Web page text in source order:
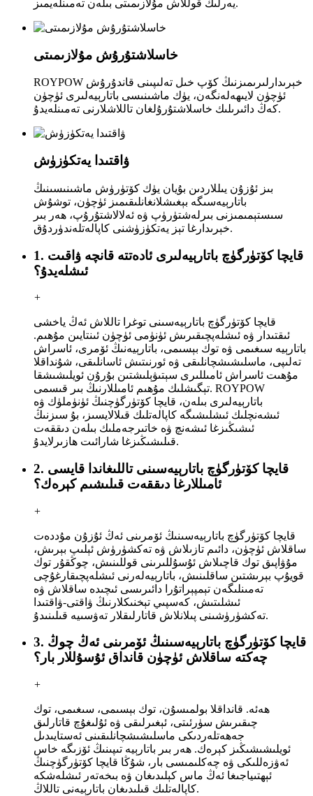
يەرلىك قوللاش مۇلازىمىتى بىلەن تەمىنلەيمىز.
خاسلاشتۇرۇش مۇلازىمىتى
ROYPOW خېرىدارلىرىمىزنىڭ كۆپ خىل تەلىپىنى قاندۇرۇش
ئۈچۈن لايىھەلەنگەن، يۈك ماشىنىسى باتارېيەلىرى ئۈچۈن
كەڭ دائىرىلىك خاسلاشتۇرۇلغان تاللاشلارنى تەمىنلەيدۇ.
ۋاقتىدا يەتكۈزۈش
بىز ئۇزۇن يىللاردىن بۇيان يۈك كۆتۈرۈش ماشىنىسىنىڭ
باتارېيەسىگە بېغىشلانغانلىقىمىز ئۈچۈن، توشۇش
سىستېمىمىزنى بىرلەشتۈرۈپ ۋە ئەلالاشتۇرۇپ، ھەر بىر
خېرىدارغا تېز يەتكۈزۈشنى كاپالەتلەندۈردۇق.
1. قايچا كۆتۈرگۈچ باتارېيەلىرى ئادەتتە قانچە ۋاقىت
ئىشلەيدۇ؟
+
قايچا كۆتۈرگۈچ باتارېيەسىنى توغرا تاللاش ئەڭ ياخشى
ئىقتىدار ۋە ئىشلەپچىقىرىش ئۈنۈمى ئۈچۈن ئىنتايىن مۇھىم.
باتارېيە سىغىمى ۋە توك بېسىمى، باتارېيەنىڭ ئۆمرى، ئاسراش
تەلىپى، ماسلىشىشچانلىقى ۋە ئورنىتىش ئاسانلىقى، شۇنداقلا
مۇھىت ئاسراش ئامىللىرى سېتىۋېلىشتىن بۇرۇن ئويلىشىشقا
تېگىشلىك مۇھىم ئامىللارنىڭ بىر قىسمى. ROYPOW
باتارېيەلىرى بىلەن، قايچا كۆتۈرگۈچنىڭ ئۈنۈملۈك ۋە
ئىشەنچلىك ئىشلىشىگە كاپالەتلىك قىلالايسىز، بۇ سىزنىڭ
ئىشىڭىزغا ئىشەنچ ۋە خاتىرجەملىك بىلەن دىققەت
قىلىشىڭىزغا شارائىت ھازىرلايدۇ.
2. قايچا كۆتۈرگۈچ باتارېيەسىنى تاللىغاندا قايسى
ئامىللارغا دىققەت قىلىشىم كېرەك؟
+
قايچا كۆتۈرگۈچ باتارېيەسىنىڭ ئۆمرىنى ئەڭ ئۇزۇن مۇددەت
ساقلاش ئۈچۈن، دائىم تازىلاش ۋە تەكشۈرۈش ئېلىپ بېرىش،
مۇۋاپىق توك قاچىلاش ئۇسۇللىرىنى قوللىنىش، چوڭقۇر توك
قويۇپ بېرىشتىن ساقلىنىش، باتارېيەلەرنى ئىشلەپچىقارغۇچى
تەمىنلىگەن تېمپېراتۇرا دائىرىسى ئىچىدە ساقلاش ۋە
ئىشلىتىش، كەسپىي تېخنىكلارنىڭ ۋاقتى-ۋاقتىدا
تەكشۈرۈشىنى پىلانلاش قاتارلىقلار تەۋسىيە قىلىنىدۇ.
3. قايچا كۆتۈرگۈچ باتارېيەسىنىڭ ئۆمرىنى ئەڭ چوڭ
چەكتە ساقلاش ئۈچۈن قانداق ئۇسۇللار بار؟
+
ھەئە. قانداقلا بولمىسۇن، توك بېسىمى، سىغىمى، توك
چىقىرىش سۈرئىتى، ئېغىرلىقى ۋە ئۇلىغۇچ قاتارلىق
جەھەتلەردىكى ماسلىشىشچانلىقىنى ئەستايىدىل
ئويلىشىشىڭىز كېرەك. ھەر بىر باتارېيە تىپىنىڭ ئۆزىگە خاس
ئەۋزەللىكى ۋە چەكلىمىسى بار، شۇڭا قايچا كۆتۈرگۈچنىڭ
ئېھتىياجىغا ئەڭ ماس كېلىدىغان ۋە بىخەتەر ئىشلەشكە
كاپالەتلىك قىلىدىغان باتارېيەنى تاللاڭ.